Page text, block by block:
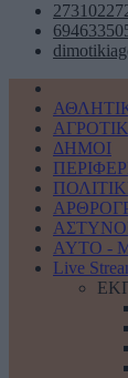
ΔΗΜΟΙ
AYTO -
Live